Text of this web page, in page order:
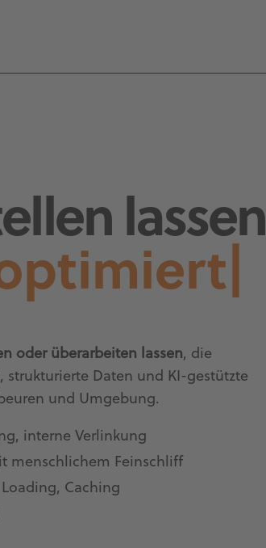
lassen
optimiert
oder überarbeiten lassen, die
strukturierte Daten und KI-gestützte
und Umgebung.
interne Verlinkung
menschlichem Feinschliff
Caching